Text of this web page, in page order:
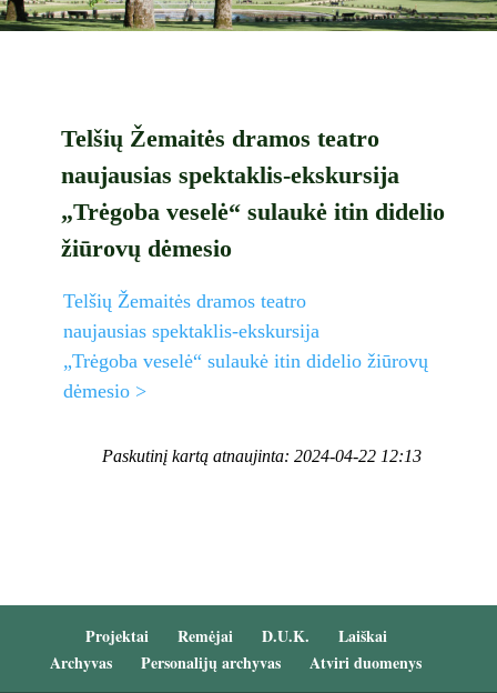
Telšių Žemaitės dramos teatro
naujausias spektaklis-ekskursija
„Trėgoba veselė“ sulaukė itin didelio
žiūrovų dėmesio
Telšių Žemaitės dramos teatro
naujausias spektaklis-ekskursija
„Trėgoba veselė“ sulaukė itin didelio žiūrovų
dėmesio >
Paskutinį kartą atnaujinta: 2024-04-22 12:13
Projektai Remėjai D.U.K.
Laiškai
Archyvas
Personalijų archyvas Atviri duomenys